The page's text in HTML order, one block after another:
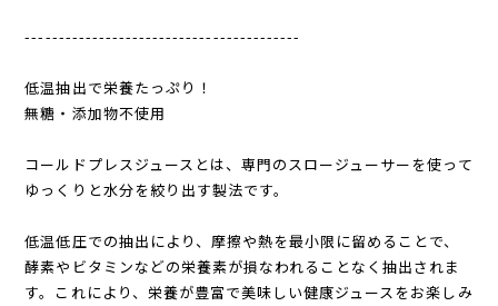
-----------------------------------------
低温抽出で栄養たっぷり！
無糖・添加物不使用
コールドプレスジュースとは、専門のスロージューサーを使って
ゆっくりと水分を絞り出す製法です。
低温低圧での抽出により、摩擦や熱を最小限に留めることで、
酵素やビタミンなどの栄養素が損なわれることなく抽出されま
す。これにより、栄養が豊富で美味しい健康ジュースをお楽しみ